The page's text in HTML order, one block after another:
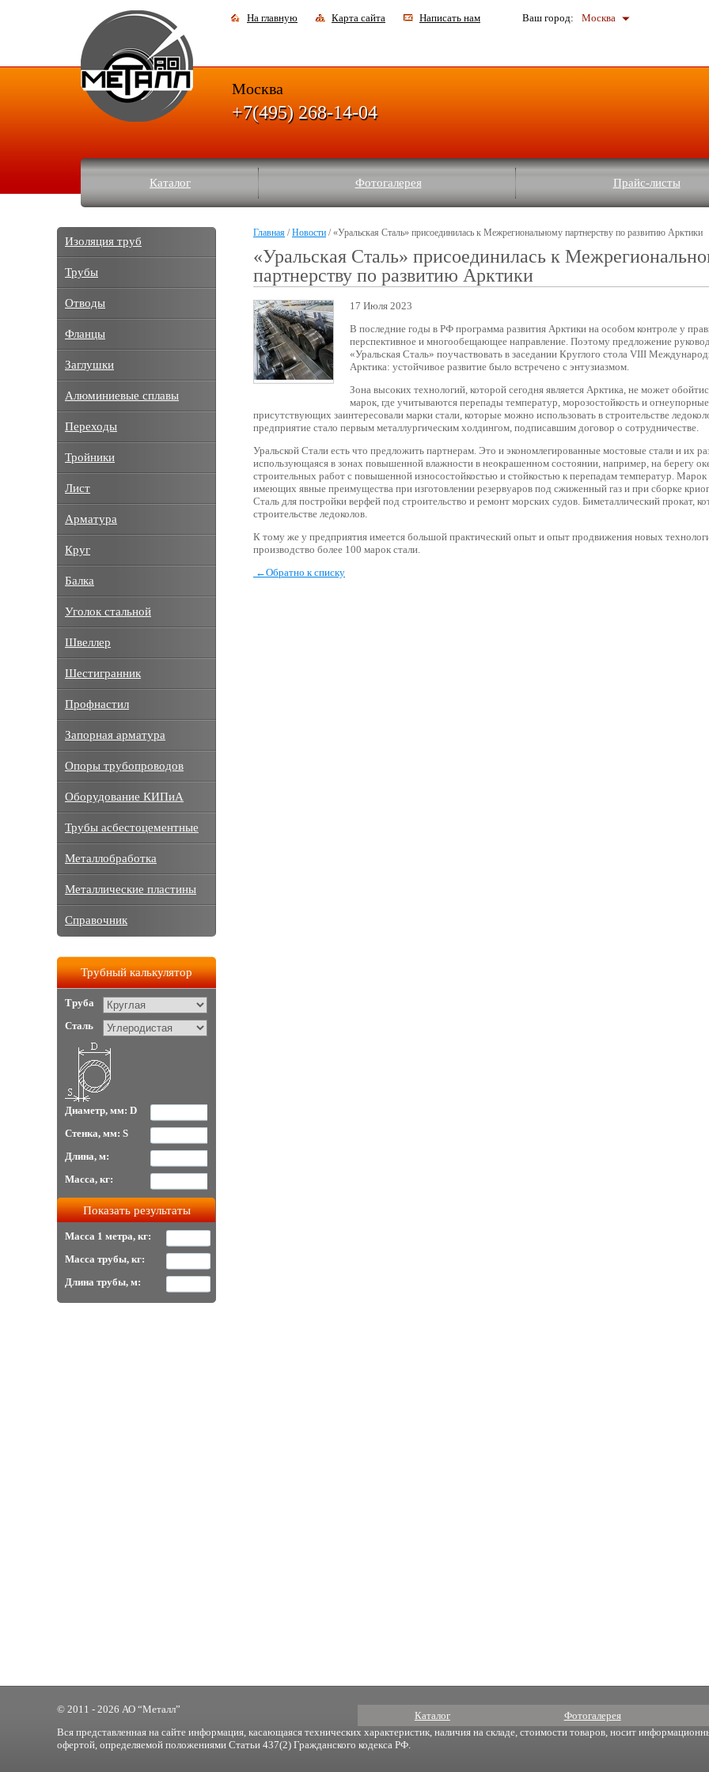
На главную Карта сайта Написать нам Ваш город: Москва
Каталог Фотогалерея Прайс-листы
Москва
+7(495) 268-14-04
Главная /Новости / «Уральская Сталь» присоединилась к Межрегиональному партнерству по развитию Арктики
«Уральская Сталь» присоединилась к
партнерству по развитию Арктики
17 Июля 2023
В последние годы в РФ программа развития Арктики на особом контроле у
перспективное и многообещающее направление. Поэтому предложение
«Уральская Сталь» поучаствовать в заседании Круглого стола VIII
Арктика: устойчивое развитие было встречено с энтузиазмом.
Зона высоких технологий, которой сегодня является Арктика, не может
марок, где учитываются перепады температур, морозостойкость и
присутствующих заинтересовали марки стали, которые можно использовать в строительстве
предприятие стало первым металлургическим холдингом, подписавшим договор о сотрудничестве.
Уральской Стали есть что предложить партнерам. Это и экономлегированные мостовые стали и их
использующаяся в зонах повышенной влажности в неокрашенном состоянии, например, на берегу
строительных работ с повышенной износостойкостью и стойкостью к перепадам температур.
имеющих явные преимущества при изготовлении резервуаров под сжиженный газ и при сборке
Сталь для постройки верфей под строительство и ремонт морских судов. Биметаллический прокат,
строительстве ледоколов.
К тому же у предприятия имеется большой практический опыт и опыт продвижения новых
производство более 100 марок стали.
←Обратно к списку
Изоляция труб
Трубы
Отводы
Фланцы
Заглушки
Алюминиевые сплавы
Переходы
Тройники
Лист
Арматура
Круг
Балка
Уголок стальной
Швеллер
Шестигранник
Профнастил
Запорная арматура
Опоры трубопроводов
Оборудование КИПиА
Трубы асбестоцементные
Металлобработка
Металлические пластины
Справочник
Трубный калькулятор
Труба
Сталь
Диаметр, мм: D
Стенка, мм: S
Длина, м:
Масса, кг:
Масса 1 метра, кг:
Масса трубы, кг:
Длина трубы, м:
Каталог Фотогалерея
© 2011 - 2026 АО “Металл”
Вся представленная на сайте информация, касающаяся технических характеристик, наличия на складе, стоимости товаров, носит
офертой, определяемой положениями Статьи 437(2) Гражданского кодекса РФ.